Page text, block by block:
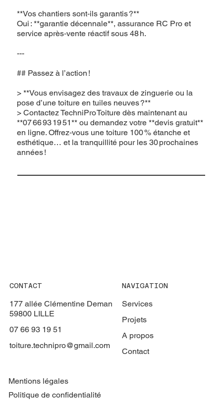
**Vos chantiers sont‑ils garantis ?**
Oui : **garantie décennale**, assurance RC Pro et
service après‑vente réactif sous 48 h.
---
## Passez à l’action !
> **Vous envisagez des travaux de zinguerie ou la
pose d’une toiture en tuiles neuves ?**
> Contactez TechniPro Toiture dès maintenant au
**07 66 93 19 51** ou demandez votre **devis gratuit**
en ligne. Offrez‑vous une toiture 100 % étanche et
esthétique… et la tranquillité pour les 30 prochaines
années !
CONTACT
177 allée Clémentine Deman
59800 LILLE
07 66 93 19 51
toiture.technipro@gmail.com
NAVIGATION
Services
Projets
A propos
Contact
Mentions légales
Politique de confidentialité